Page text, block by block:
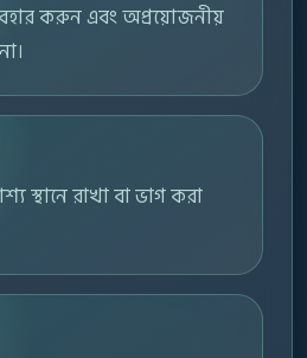
করুন এবং অপ্রয়োজনীয়
স্থানে রাখা বা ভাগ করা